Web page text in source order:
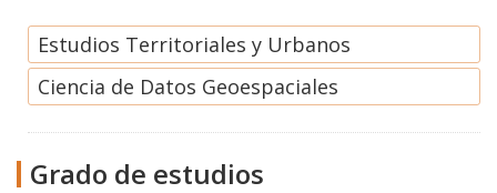
Estudios Territoriales y Urbanos
Ciencia de Datos Geoespaciales
Grado de estudios